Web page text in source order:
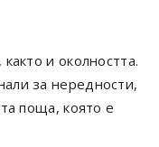
и околността.
за нередности,
поща, която е